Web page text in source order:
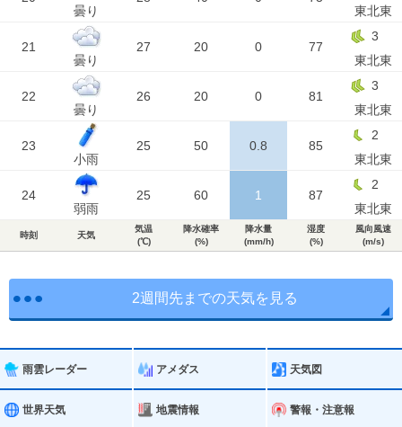
曇り
東北東
21
曇り
27 20 0 77
3
東北東
22
曇り
26 20 0 81
3
東北東
23
小雨
25 50 0.8 85
2
東北東
24
弱雨
25 60 1 87
2
東北東
時刻 天気
気温
(℃)
降水確率
(%)
降水量
(mm/h)
湿度
(%)
風向風速
(m/s)
2週間先までの天気を見る
雨雲レーダー アメダス 天気図
世界天気 地震情報 警報・注意報